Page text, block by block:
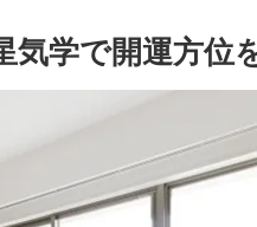
気学で開運方位